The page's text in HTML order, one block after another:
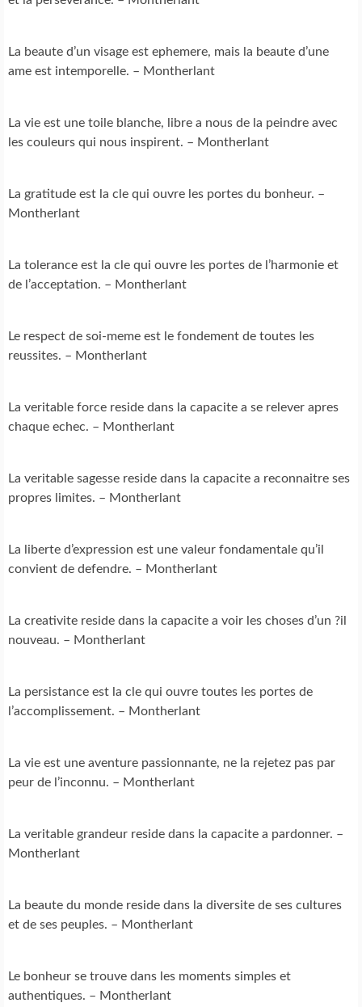
La beaute d’un visage est ephemere, mais la beaute d’une
ame est intemporelle. – Montherlant
La vie est une toile blanche, libre a nous de la peindre avec
les couleurs qui nous inspirent. – Montherlant
La gratitude est la cle qui ouvre les portes du bonheur. –
Montherlant
La tolerance est la cle qui ouvre les portes de l’harmonie et
de l’acceptation. – Montherlant
Le respect de soi-meme est le fondement de toutes les
reussites. – Montherlant
La veritable force reside dans la capacite a se relever apres
chaque echec. – Montherlant
La veritable sagesse reside dans la capacite a reconnaitre ses
propres limites. – Montherlant
La liberte d’expression est une valeur fondamentale qu’il
convient de defendre. – Montherlant
La creativite reside dans la capacite a voir les choses d’un ?il
nouveau. – Montherlant
La persistance est la cle qui ouvre toutes les portes de
l’accomplissement. – Montherlant
La vie est une aventure passionnante, ne la rejetez pas par
peur de l’inconnu. – Montherlant
La veritable grandeur reside dans la capacite a pardonner. –
Montherlant
La beaute du monde reside dans la diversite de ses cultures
et de ses peuples. – Montherlant
Le bonheur se trouve dans les moments simples et
authentiques. – Montherlant